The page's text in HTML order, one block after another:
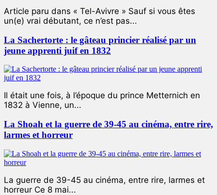
Article paru dans « Tel-Avivre » Sauf si vous êtes
un(e) vrai débutant, ce n’est pas...
La Sachertorte : le gâteau princier réalisé par un
jeune apprenti juif en 1832
Il était une fois, à l’époque du prince Metternich en
1832 à Vienne, un...
La Shoah et la guerre de 39-45 au cinéma, entre rire,
larmes et horreur
La guerre de 39-45 au cinéma, entre rire, larmes et
horreur Ce 8 mai...